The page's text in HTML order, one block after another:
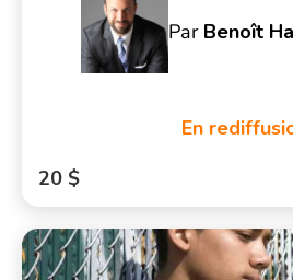
Par Benoît
En
20 $